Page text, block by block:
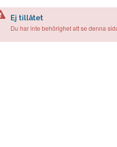
Ej tillåtet
Du har inte behörighet att se denna